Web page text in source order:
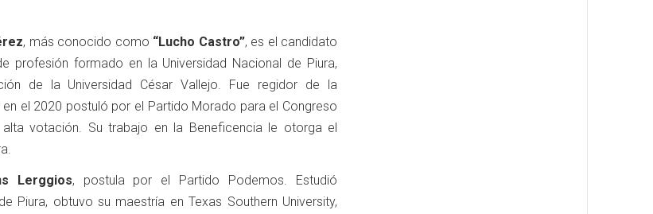
, más conocido como “Lucho Castro”, es el candidato
profesión formado en la Universidad Nacional de Piura,
de la Universidad César Vallejo. Fue regidor de la
en el 2020 postuló por el Partido Morado para el Congreso
votación. Su trabajo en la Beneficencia le otorga el
Lerggios, postula por el Partido Podemos. Estudió
Piura, obtuvo su maestría en Texas Southern University,